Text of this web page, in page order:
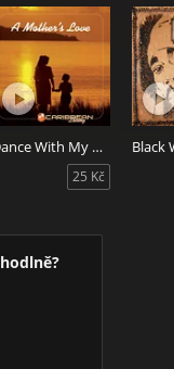
Dance With My Mother
25 Kč